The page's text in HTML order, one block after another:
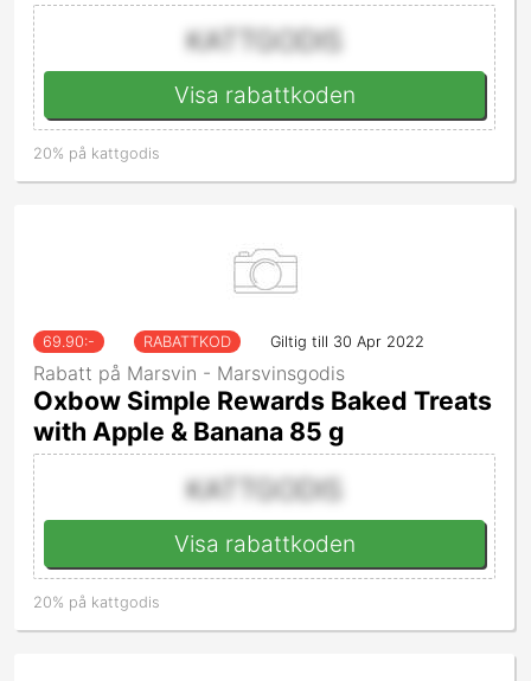
KATTGODIS
Visa rabattkoden
20% på kattgodis
69.90:- RABATTKOD Giltig till 30 Apr 2022
Rabatt på Marsvin - Marsvinsgodis
Oxbow Simple Rewards Baked Treats
with Apple & Banana 85 g
KATTGODIS
Visa rabattkoden
20% på kattgodis